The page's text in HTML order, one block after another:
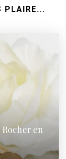
PLAIRE...
Rocher en